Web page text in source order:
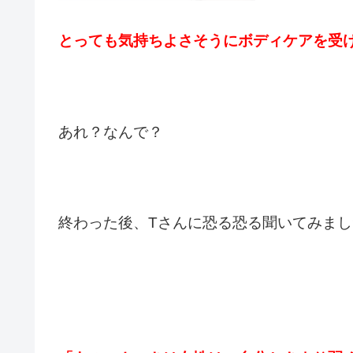
とっても気持ちよさそうにボディケアを受
あれ？なんで？
終わった後、Tさんに恐る恐る聞いてみまし